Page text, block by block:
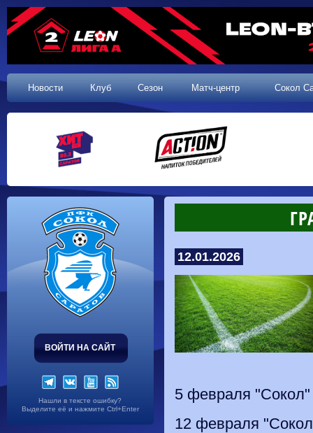
Новости Клуб Сезон Матч-центр Сокол
ВОЙТИ НА САЙТ
Нашли в тексте ошибку?
Выделите её и нажмите Ctrl+Enter
12.01.2026
5 февраля "Сокол"
12 февраля